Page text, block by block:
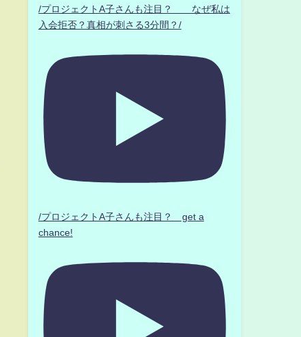
/プロジェクトA子さんも注目？ なぜ私は
入会拒否？真相が刺さる3分間？/
/プロジェクトA子さんも注目？ get a
chance!